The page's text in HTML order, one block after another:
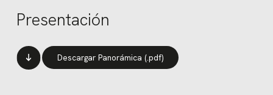
Presentación
Descargar Panorámica (.pdf)